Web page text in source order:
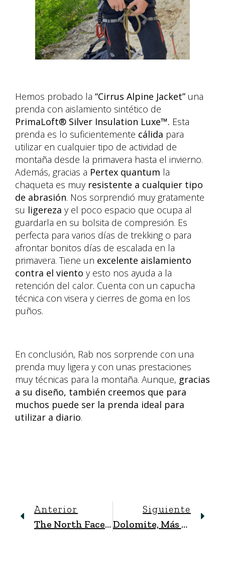
Hemos probado la “Cirrus Alpine Jacket” una
prenda con aislamiento sintético de
PrimaLoft® Silver Insulation Luxe™. Esta
prenda es lo suficientemente cálida para
utilizar en cualquier tipo de actividad de
montaña desde la primavera hasta el invierno.
Además, gracias a Pertex quantum la
chaqueta es muy resistente a cualquier tipo
de abrasión. Nos sorprendió muy gratamente
su ligereza y el poco espacio que ocupa al
guardarla en su bolsita de compresión. Es
perfecta para varios días de trekking o para
afrontar bonitos días de escalada en la
primavera. Tiene un excelente aislamiento
contra el viento y esto nos ayuda a la
retención del calor. Cuenta con un capucha
técnica con visera y cierres de goma en los
puños.
En conclusión, Rab nos sorprende con una
prenda muy ligera y con unas prestaciones
muy técnicas para la montaña. Aunque, gracias
a su diseño, también creemos que para
muchos puede ser la prenda ideal para
utilizar a diario.
Anterior
The North Face, Fastpack Vectiv Futurelight
Siguiente
Dolomite, Más De 100 Años De Experiencia